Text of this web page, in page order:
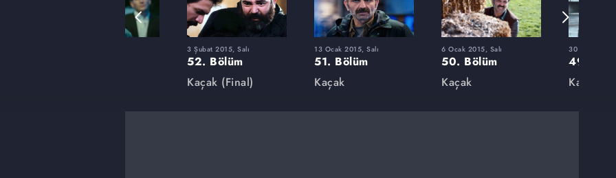
3 Şubat 2015, Salı
52. Bölüm
Kaçak (Final)
13 Ocak 2015, Salı
51. Bölüm
Kaçak
6 Ocak 2015, Salı
50. Bölüm
Kaçak
30 Aralık
49. Bölüm
Kaçak